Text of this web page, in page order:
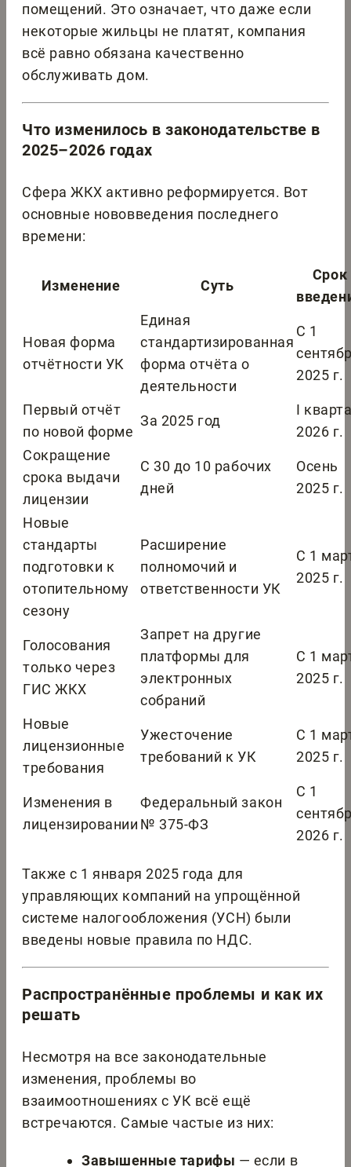
помещений. Это означает, что даже если
некоторые жильцы не платят, компания
всё равно обязана качественно
обслуживать дом.
Что изменилось в законодательстве в
2025–2026 годах
Сфера ЖКХ активно реформируется. Вот
основные нововведения последнего
времени:
Изменение Суть
Срок
Новая форма
отчётности УК
Единая
стандартизированная
форма отчёта о
деятельности
С 1
2025 г.
Первый отчёт
по новой форме
За 2025 год
I
2026 г.
Сокращение
срока выдачи
лицензии
С 30 до 10 рабочих
дней
Осень
2025 г.
Новые
стандарты
подготовки к
отопительному
сезону
Расширение
полномочий и
ответственности УК
С 1
2025 г.
Голосования
только через
ГИС ЖКХ
Запрет на другие
платформы для
электронных
собраний
С 1
2025 г.
Новые
лицензионные
требования
Ужесточение
требований к УК
С 1
2025 г.
Изменения в
лицензировании
Федеральный закон
№ 375-ФЗ
С 1
2026 г.
Также с 1 января 2025 года для
управляющих компаний на упрощённой
системе налогообложения (УСН) были
введены новые правила по НДС.
Распространённые проблемы и как их
решать
Несмотря на все законодательные
изменения, проблемы во
взаимоотношениях с УК всё ещё
встречаются. Самые частые из них:
Завышенные тарифы — если в